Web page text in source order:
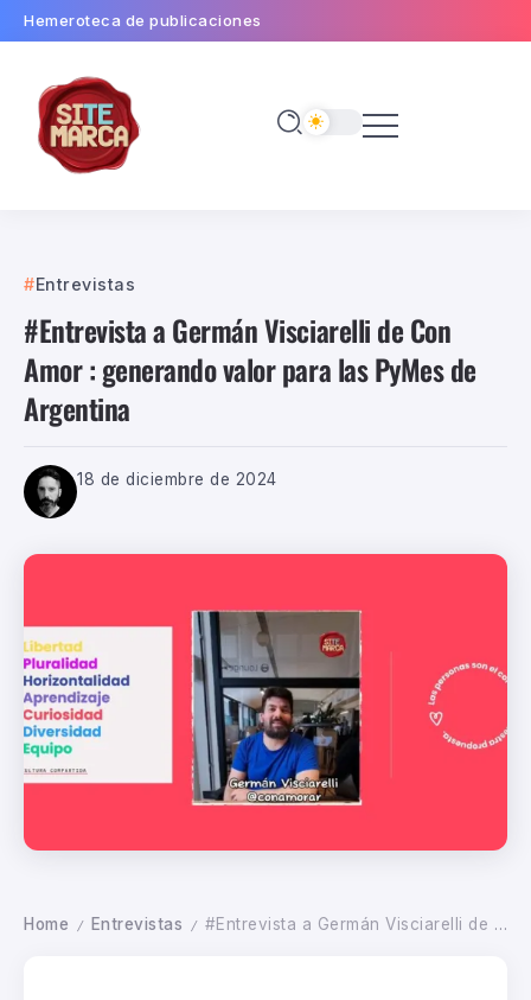
Hemeroteca de publicaciones
Entrevistas
#Entrevista a Germán Visciarelli de Con
Amor : generando valor para las PyMes de
Argentina
18 de diciembre de 2024
Home / Entrevistas / #Entrevista a Germán Visciarelli de Con Amor : generando valor para las PyMes de Argentina